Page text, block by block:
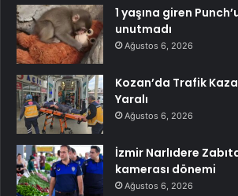
1 yaşına giren
unutmadı
Ağustos 6, 2026
Kozan’da Trafik
Yaralı
Ağustos 6, 2026
İzmir Narlıdere
kamerası dönemi
Ağustos 6, 2026